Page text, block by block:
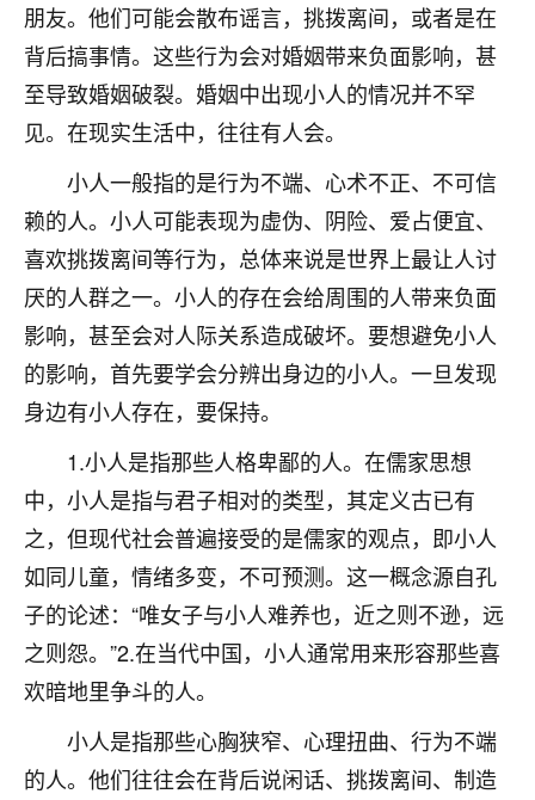
朋友。他们可能会散布谣言，挑拨离间，或者是在
背后搞事情。这些行为会对婚姻带来负面影响，甚
至导致婚姻破裂。婚姻中出现小人的情况并不罕
见。在现实生活中，往往有人会。
小人一般指的是行为不端、心术不正、不可信
赖的人。小人可能表现为虚伪、阴险、爱占便宜、
喜欢挑拨离间等行为，总体来说是世界上最让人讨
厌的人群之一。小人的存在会给周围的人带来负面
影响，甚至会对人际关系造成破坏。要想避免小人
的影响，首先要学会分辨出身边的小人。一旦发现
身边有小人存在，要保持。
1.小人是指那些人格卑鄙的人。在儒家思想
中，小人是指与君子相对的类型，其定义古已有
之，但现代社会普遍接受的是儒家的观点，即小人
如同儿童，情绪多变，不可预测。这一概念源自孔
子的论述：“唯女子与小人难养也，近之则不逊，远
之则怨。”2.在当代中国，小人通常用来形容那些喜
欢暗地里争斗的人。
小人是指那些心胸狭窄、心理扭曲、行为不端
的人。他们往往会在背后说闲话、挑拨离间、制造
鹿森：恭喜升职加薪！！，请客吗？�
32
心心相印
我身体不太好，总是病病殃殃的，去检查又没什么大
问题，反正就是不舒服。中医西医看遍了，找不到问
题，后来无意中看到有人推荐慧来老师，跟老师聊过
之后，心情豁然开朗，也听老师建议，处理了一些因
果问题。今年以来，身体比以前好多，主要是心情好
了，老师说境随心转，现在深有体会了。
鹿森：是的，其实跟老师聊过之后，最大的感
触，首先就是心态会变好，万般皆是命，半点
不由人！
1天前 来自四川 9
金白水清
我也想找老师看看，有没有人给个联系方式的啊？
鹿森 ：慧来老师微信：gjsy0624
1天前 来自江西 12
我也想要，我也想要！
2天前 来自山西 15